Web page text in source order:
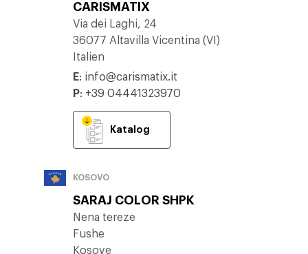
CARISMATIX
Via dei Laghi, 24
36077 Altavilla Vicentina (VI)
Italien
E: info@carismatix.it
P: +39 04441323970
Katalog
KOSOVO
SARAJ COLOR SHPK
Nena tereze
Fushe
Kosove